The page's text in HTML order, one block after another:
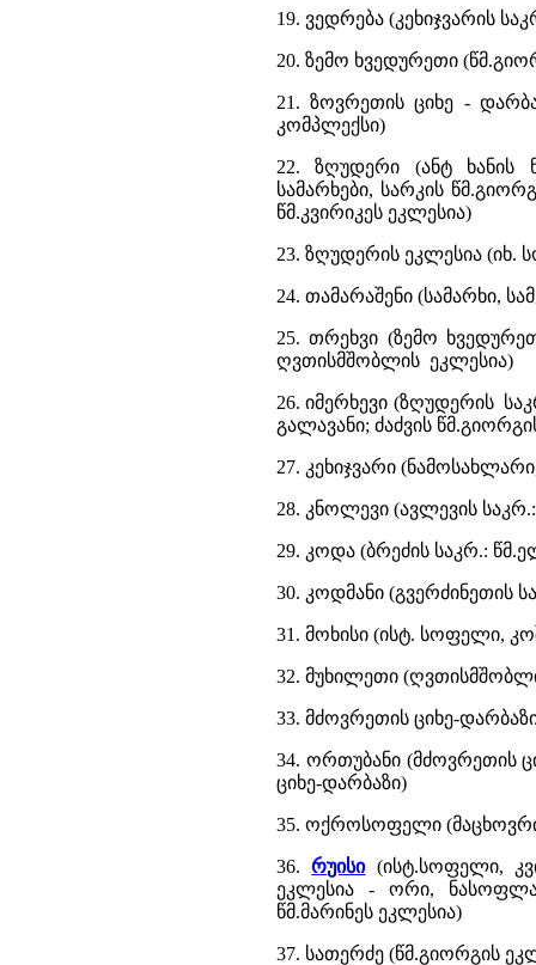
19. ვედრება (კეხიჯვარის
20. ზემო ხვედურეთი
21. ზოვრეთის ციხე -
კომპლექსი)
22. ზღუდერი (ანტ ხანის
სამარხები, სარკის
წმ.კვირიკეს ეკლესია)
23. ზღუდერის ეკლესია
24. თამარაშენი (სამარხი,
25. თრეხვი (ზემო
ღვთისმშობლის ეკლესია)
26. იმერხევი (ზღუდერის
გალავანი; ძაძვის
27. კეხიჯვარი
28. კნოლევი (ავლევის
29. კოდა (ბრეძის საკრ.:
30. კოდმანი (გვერძინეთის
31. მოხისი (ისტ. სოფელი,
32. მუხილეთი
33. მძოვრეთის ციხე-
34. ორთუბანი (მძოვრეთის
ციხე-დარბაზი)
35. ოქროსოფელი
36.რუისი(ისტ.სოფელი,
ეკლესია - ორი,
წმ.მარინეს ეკლესია)
37. სათერძე (წმ.გიორგის